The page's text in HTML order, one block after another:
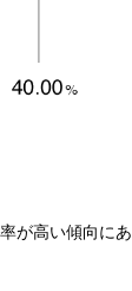
が高い傾向にあ